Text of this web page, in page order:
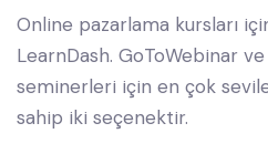
Online pazarlama kursları
LearnDash. GoToWebinar
seminerleri için en çok
sahip iki seçenektir.